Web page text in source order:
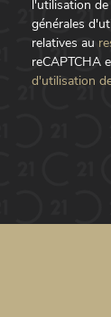
l'utilisation
générales
relatives au
reCAPTCHA
d'utilisation